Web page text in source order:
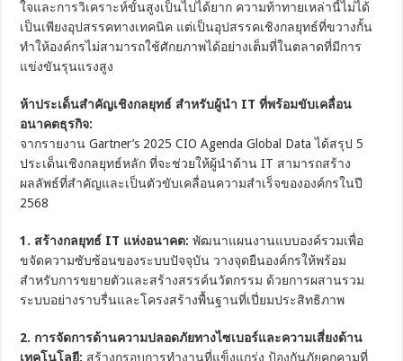
ใจและการวิเคราะห์ขั้นสูงเป็นไปได้ยาก ความท้าทายเหล่านี้ไม่ได้
เป็นเพียงอุปสรรคทางเทคนิค แต่เป็นอุปสรรคเชิงกลยุทธ์ที่ขวางกั้น
ทำให้องค์กรไม่สามารถใช้ศักยภาพได้อย่างเต็มที่ในตลาดที่มีการ
แข่งขันรุนแรงสูง
ห้าประเด็นสำคัญเชิงกลยุทธ์ สำหรับผู้นำ IT ที่พร้อมขับเคลื่อน
อนาคตธุรกิจ:
จากรายงาน Gartner’s 2025 CIO Agenda Global Data ได้สรุป 5
ประเด็นเชิงกลยุทธ์หลัก ที่จะช่วยให้ผู้นำด้าน IT สามารถสร้าง
ผลลัพธ์ที่สำคัญและเป็นตัวขับเคลื่อนความสำเร็จขององค์กรในปี
2568
1. สร้างกลยุทธ์ IT แห่งอนาคต: พัฒนาแผนงานแบบองค์รวมเพื่อ
ขจัดความซับซ้อนของระบบปัจจุบัน วางจุดยืนองค์กรให้พร้อม
สำหรับการขยายตัวและสร้างสรรค์นวัตกรรม ด้วยการผสานรวม
ระบบอย่างราบรื่นและโครงสร้างพื้นฐานที่เปี่ยมประสิทธิภาพ
2. การจัดการด้านความปลอดภัยทางไซเบอร์และความเสี่ยงด้าน
เทคโนโลยี: สร้างกรอบการทำงานที่แข็งแกร่ง ป้องกันภัยคุกคามที่